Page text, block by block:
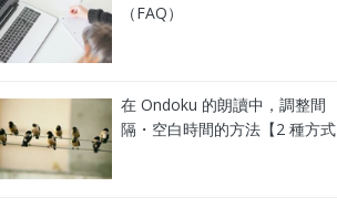
（FAQ）
在 Ondoku 的朗讀中，調整間
隔・空白時間的方法【2 種方式